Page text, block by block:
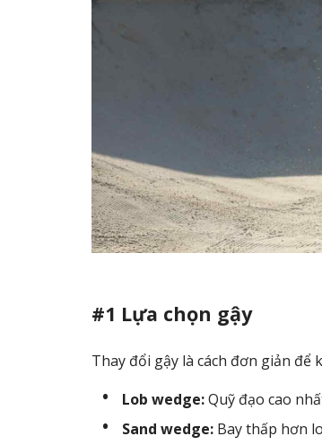
#1 Lựa chọn gậy
Thay đổi gậy là cách đơn giản để
Lob wedge:Quỹ đạo cao
Sand wedge:Bay thấp hơn